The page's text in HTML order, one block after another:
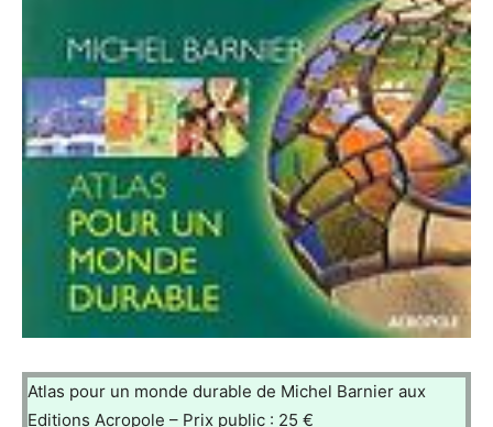
Atlas pour un monde durable de Michel Barnier aux
Editions Acropole – Prix public : 25 €